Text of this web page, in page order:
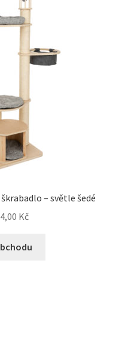
– světle šedé
Kč